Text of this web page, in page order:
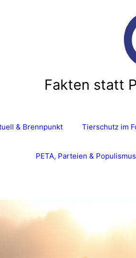
Fakten statt
& Brennpunkt Tierschutz im
PETA, Parteien & Populismus